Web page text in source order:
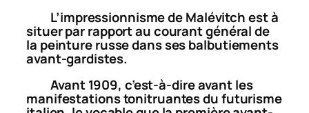
L’impressionnisme de Malévitch est à
situer par rapport au courant général de
la peinture russe dans ses balbutiements
avant-gardistes.
Avant 1909, c’est-à-dire avant les
manifestations tonitruantes du futurisme